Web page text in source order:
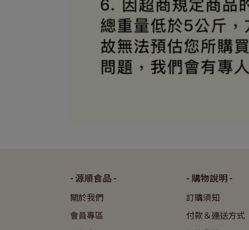
- 源順食品 -
關於我們
會員專區
- 購物說明 -
訂購須知
付款＆運送方式